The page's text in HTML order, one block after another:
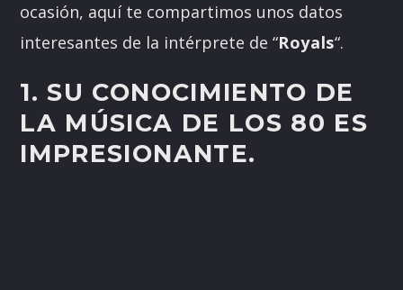
ocasión, aquí te compartimos unos datos
interesantes de la intérprete de “Royals“.
1. SU CONOCIMIENTO DE
LA MÚSICA DE LOS 80 ES
IMPRESIONANTE.